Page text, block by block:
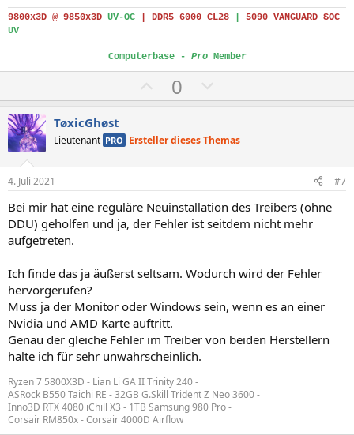
9800x3D @ 9850x3D UV-OC DDR5 6000 CL28
5090 VANGUARD SOC
UV
Computerbase - ProMember
o
i
t
v
e
S
i
m
e
0
e
a
t
v
e
S
i
m
e
TøxicGhøst
Lieutenant PRO Ersteller dieses Themas
4. Juli 2021 #7
Bei mir hat eine reguläre Neuinstallation des Treibers (ohne
DDU) geholfen und ja, der Fehler ist seitdem nicht mehr
aufgetreten.
Ich finde das ja äußerst seltsam. Wodurch wird der Fehler
hervorgerufen?
Muss ja der Monitor oder Windows sein, wenn es an einer
Nvidia und AMD Karte auftritt.
Genau der gleiche Fehler im Treiber von beiden Herstellern
halte ich für sehr unwahrscheinlich.
Ryzen 7 5800X3D - Lian Li GA II Trinity 240 -
ASRock B550 Taichi RE - 32GB G.Skill Trident Z Neo 3600 -
Inno3D RTX 4080 iChill X3 - 1TB Samsung 980 Pro -
Corsair RM850x - Corsair 4000D Airflow